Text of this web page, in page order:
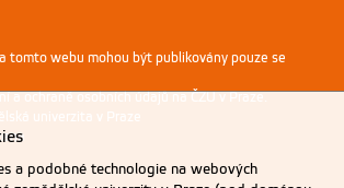
tomto webu mohou být publikovány pouze se
a ochraně osobních údajů na ČZU v Praze.
univerzita v Praze
a podobné technologie na webových